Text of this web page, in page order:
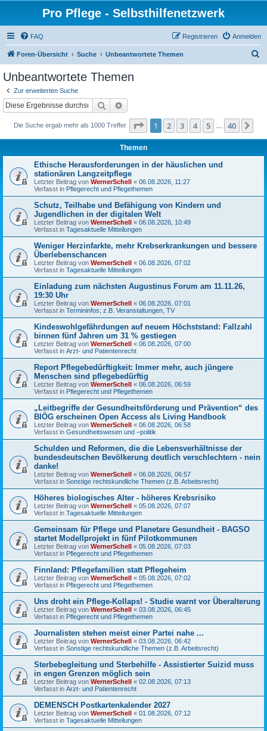
Pro Pflege - Selbsthilfenetzwerk
FAQ Anmelden
Registrieren
Foren-Übersicht Suche Unbeantwortete Themen
Unbeantwortete Themen
Zur erweiterten Suche
Suche
Die Suche ergab mehr als 1000 Treffer Seite 1von 40
1 2 3 4 5 40
Themen
Ethische Herausforderungen in der häuslichen und
stationären Langzeitpflege
Letzter Beitrag von WernerSchell « 06.08.2026, 11:27
Verfasst in Pflegerecht und Pflegethemen
Schutz, Teilhabe und Befähigung von Kindern und
Jugendlichen in der digitalen Welt
Letzter Beitrag von WernerSchell « 06.08.2026, 10:49
Verfasst in Tagesaktuelle Mitteilungen
Weniger Herzinfarkte, mehr Krebserkrankungen und bessere
Überlebenschancen
Letzter Beitrag von WernerSchell « 06.08.2026, 07:02
Verfasst in Tagesaktuelle Mitteilungen
Einladung zum nächsten Augustinus Forum am 11.11.26,
19:30 Uhr
Letzter Beitrag von WernerSchell « 06.08.2026, 07:01
Verfasst in Termininfos; z.B. Veranstaltungen, TV
Kindeswohlgefährdungen auf neuem Höchststand: Fallzahl
binnen fünf Jahren um 31 % gestiegen
Letzter Beitrag von WernerSchell « 06.08.2026, 07:00
Verfasst in Arzt- und Patientenrecht
Report Pflegebedürftigkeit: Immer mehr, auch jüngere
Menschen sind pflegebedürftig
Letzter Beitrag von WernerSchell « 06.08.2026, 06:59
Verfasst in Pflegerecht und Pflegethemen
„Leitbegriffe der Gesundheitsförderung und Prävention“ des
BIÖG erscheinen Open Access als Living Handbook
Letzter Beitrag von WernerSchell « 06.08.2026, 06:58
Verfasst in Gesundheitswesen und –politik
Schulden und Reformen, die die Lebensverhältnisse der
bundesdeutschen Bevölkerung deutlich verschlechtern - nein
danke!
Letzter Beitrag von WernerSchell « 06.08.2026, 06:57
Verfasst in Sonstige rechtskundliche Themen (z.B. Arbeitsrecht)
Höheres biologisches Alter - höheres Krebsrisiko
Letzter Beitrag von WernerSchell « 05.08.2026, 07:07
Verfasst in Tagesaktuelle Mitteilungen
Gemeinsam für Pflege und Planetare Gesundheit - BAGSO
startet Modellprojekt in fünf Pilotkommunen
Letzter Beitrag von WernerSchell « 05.08.2026, 07:03
Verfasst in Pflegerecht und Pflegethemen
Finnland: Pflegefamilien statt Pflegeheim
Letzter Beitrag von WernerSchell « 05.08.2026, 07:02
Verfasst in Pflegerecht und Pflegethemen
Uns droht ein Pflege-Kollaps! - Studie warnt vor Überalterung
Letzter Beitrag von WernerSchell « 03.08.2026, 06:45
Verfasst in Pflegerecht und Pflegethemen
Journalisten stehen meist einer Partei nahe ...
Letzter Beitrag von WernerSchell « 03.08.2026, 06:42
Verfasst in Sonstige rechtskundliche Themen (z.B. Arbeitsrecht)
Sterbebegleitung und Sterbehilfe - Assistierter Suizid muss
in engen Grenzen möglich sein
Letzter Beitrag von WernerSchell « 02.08.2026, 07:13
Verfasst in Arzt- und Patientenrecht
DEMENSCH Postkartenkalender 2027
Letzter Beitrag von WernerSchell « 01.08.2026, 07:12
Verfasst in Tagesaktuelle Mitteilungen